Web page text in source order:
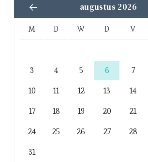
augustus 2026
M D W D V
3
4 5 6 7
10
11 12 13 14
17
18 19 20 21
24
25 26 27 28
31